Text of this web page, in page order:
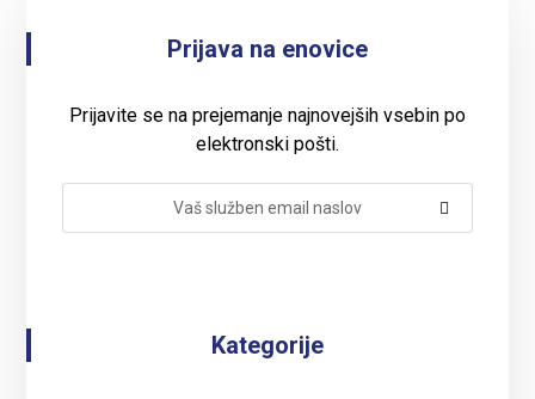
Prijava na enovice
Prijavite se na prejemanje najnovejših vsebin po
elektronski pošti.
Kategorije